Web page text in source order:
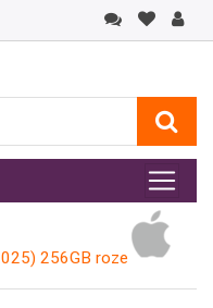
256GB roze